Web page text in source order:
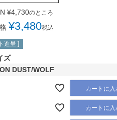
¥4,730のところ
¥3,480税込
進呈 ]
ズ
DUST/WOLF
カートに入
カートに入